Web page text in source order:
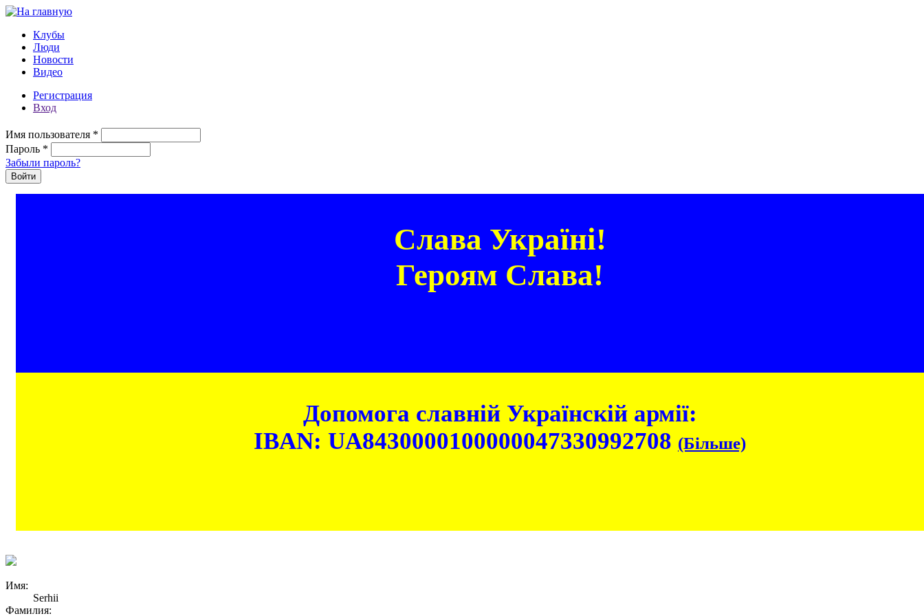
Перейти к основному содержанию
Клубы
Люди
Новости
Видео
Регистрация
Вход
Имя пользователя *
Пароль *
Забыли пароль?
Слава Україні!
Героям Слава!
Допомога славній Українскій армії:
IBAN: UA8430000100000047330992708 (Більше)
Имя:
Serhii
Фамилия: